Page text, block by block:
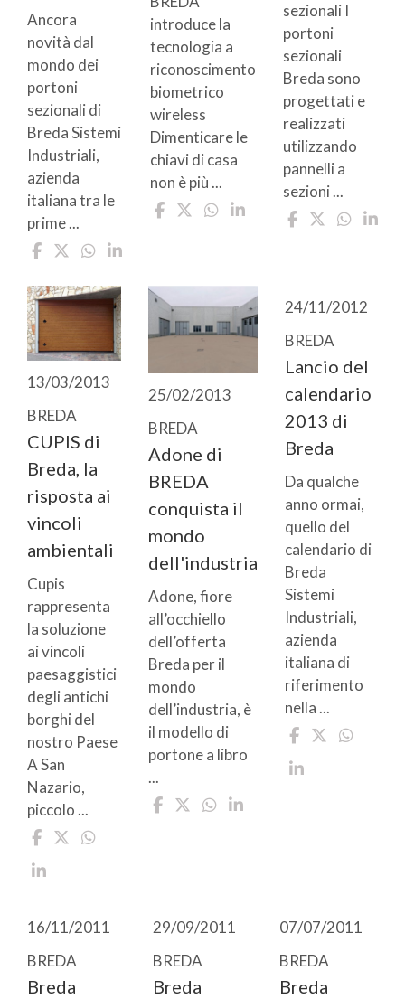
Ancora
novità dal
mondo dei
portoni
sezionali di
Breda Sistemi
Industriali,
azienda
italiana tra le
prime ...
introduce la
tecnologia a
riconoscimento
biometrico
wireless
Dimenticare le
chiavi di casa
non è più ...
sezionali I
portoni
sezionali
Breda sono
progettati e
realizzati
utilizzando
pannelli a
sezioni ...
13/03/2013
BREDA
CUPIS di
Breda, la
risposta ai
vincoli
ambientali
Cupis
rappresenta
la soluzione
ai vincoli
paesaggistici
degli antichi
borghi del
nostro Paese
A San
Nazario,
piccolo ...
25/02/2013
BREDA
Adone di
BREDA
conquista il
mondo
dell'industria
Adone, fiore
all’occhiello
dell’offerta
Breda per il
mondo
dell’industria, è
il modello di
portone a libro
...
24/11/2012
BREDA
Lancio del
calendario
2013 di
Breda
Da qualche
anno ormai,
quello del
calendario di
Breda
Sistemi
Industriali,
azienda
italiana di
riferimento
nella ...
16/11/2011
BREDA
Breda
29/09/2011
BREDA
Breda
07/07/2011
BREDA
Breda